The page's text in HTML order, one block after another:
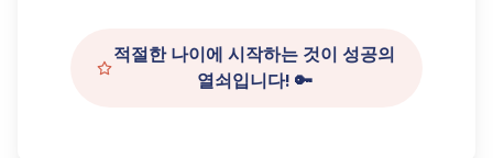
적절한 나이에 시작하는 것이 성공의
열쇠입니다! 🔑